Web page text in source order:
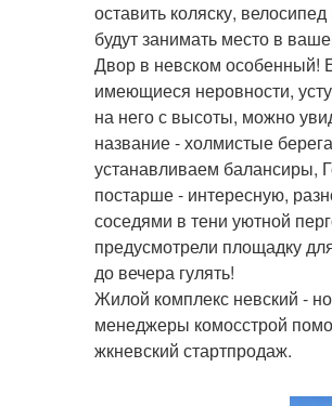
оставить коляску,
будут занимать место в
Двор в невском особенный!
имеющиеся неровности,
на него с высоты, можно
название - холмистые
устанавливаем балансиры,
постарше - интересную,
соседями в тени уютной
предусмотрели площадку
до вечера гулять!
Жилой комплекс невский -
менеджеры комосстрой
жкневский стартпродаж.